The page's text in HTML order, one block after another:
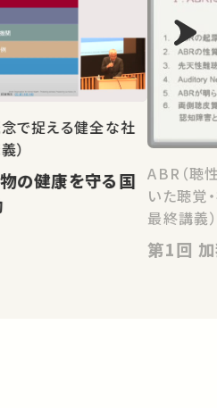
で捉える健全な社
）
ABR（聴
いた聴覚
最終講義）
第